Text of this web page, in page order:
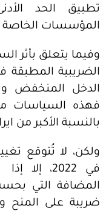
تطبيق الحد
المؤسسات الخاصة
وفيما يتعلق بأثر
الضريبية
الدخل المنخفض
فهذه السياسات
بالنسبة الأكبر من
ولكن، لا تُتوقع
في 2022،
المضافة التي
ضريبة على المنح